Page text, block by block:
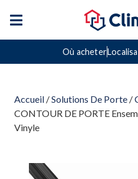
Où acheter
Accueil /Solutions De Porte/
CONTOUR DE PORTE
Vinyle